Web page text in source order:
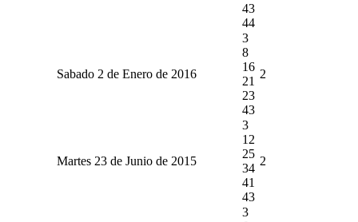
43
44
Sabado 2 de Enero de 2016
3
8
16
21
23
43
2
Martes 23 de Junio de 2015
3
12
25
34
41
43
2
3